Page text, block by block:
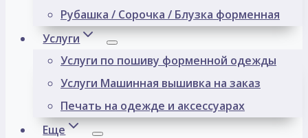
Рубашка / Сорочка / Блузка форменная
Услуги
Услуги по пошиву форменной одежды
Услуги Машинная вышивка на заказ
Печать на одежде и аксессуарах
Еще